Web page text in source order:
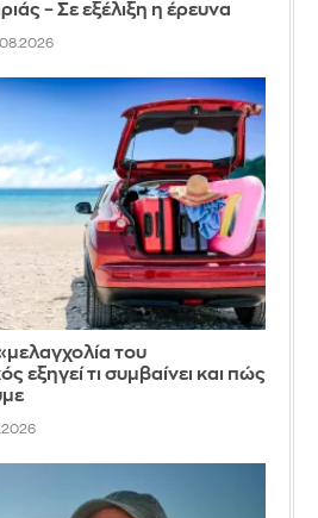
– Σε εξέλιξη η έρευνα
του
εξηγεί τι συμβαίνει και πώς